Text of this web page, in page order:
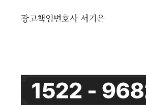
광고책임변호사 서기은